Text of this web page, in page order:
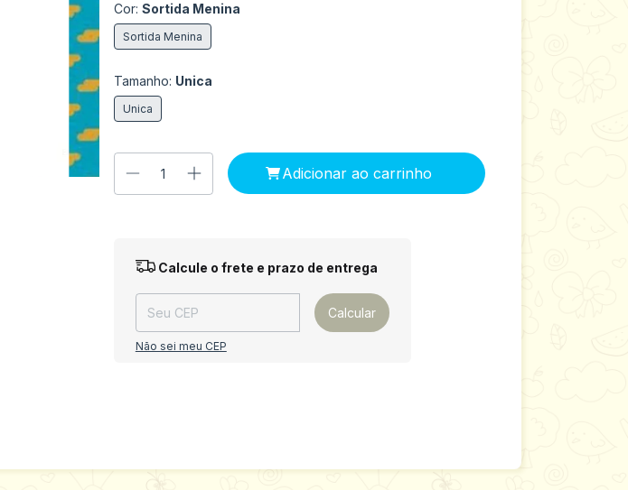
Cor: Sortida Menina
Sortida Menina
Tamanho: Unica
Unica
Entregas para o CEP: Alterar CEP
Calcule o frete e prazo de entrega
Calcular
Não sei meu CEP